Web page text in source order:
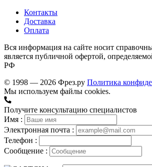
Контакты
Доставка
Оплата
Вся информация на сайте носит
является публичной офертой,
РФ
© 1998 — 2026 Фрез.ру Политика
Мы используем файлы cookies.
Получите консультацию специалистов
Имя :
Электронная почта :
Телефон :
Сообщение :